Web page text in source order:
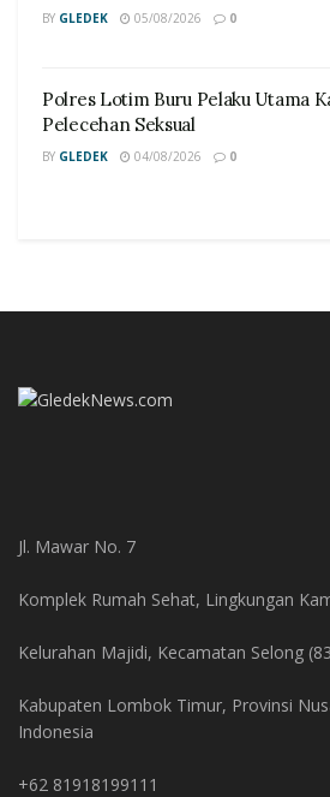
BY GLEDEK 05/08/2026 0
Polres Lotim Buru Pelaku Utama
Pelecehan Seksual
BY GLEDEK 04/08/2026 0
Jl. Mawar No. 7
Komplek Rumah Sehat, Lingkungan
Kelurahan Majidi, Kecamatan Selong
Kabupaten Lombok Timur, Provinsi
Indonesia
+62 81918199111